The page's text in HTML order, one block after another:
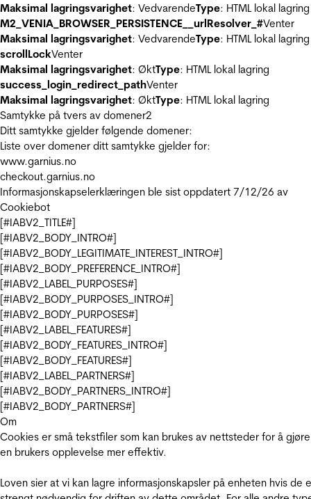
Maksimal lagringsvarighet: VedvarendeType: HTML lokal lagring
M2_VENIA_BROWSER_PERSISTENCE__urlResolver_#Venter
Maksimal lagringsvarighet: VedvarendeType: HTML lokal lagring
scrollLockVenter
Maksimal lagringsvarighet: ØktType: HTML lokal lagring
success_login_redirect_pathVenter
Maksimal lagringsvarighet: ØktType: HTML lokal lagring
Samtykke på tvers av domener2
Ditt samtykke gjelder følgende domener:
Liste over domener ditt samtykke gjelder for:
www.garnius.no
checkout.garnius.no
Informasjonskapselerklæringen ble sist oppdatert 7/12/26 av
Cookiebot
[#IABV2_TITLE#]
[#IABV2_BODY_INTRO#]
[#IABV2_BODY_LEGITIMATE_INTEREST_INTRO#]
[#IABV2_BODY_PREFERENCE_INTRO#]
[#IABV2_LABEL_PURPOSES#]
[#IABV2_BODY_PURPOSES_INTRO#]
[#IABV2_BODY_PURPOSES#]
[#IABV2_LABEL_FEATURES#]
[#IABV2_BODY_FEATURES_INTRO#]
[#IABV2_BODY_FEATURES#]
[#IABV2_LABEL_PARTNERS#]
[#IABV2_BODY_PARTNERS_INTRO#]
[#IABV2_BODY_PARTNERS#]
Om
Cookies er små tekstfiler som kan brukes av nettsteder for å gjøre
en brukers opplevelse mer effektiv.
Loven sier at vi kan lagre informasjonskapsler på enheten hvis de